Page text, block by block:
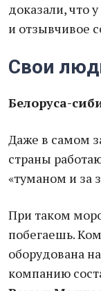
доказали, что
и отзывчивое
Свои
Белоруса-
Даже в самом
страны
«туманом и за
При таком
побегаешь.
оборудована
компанию